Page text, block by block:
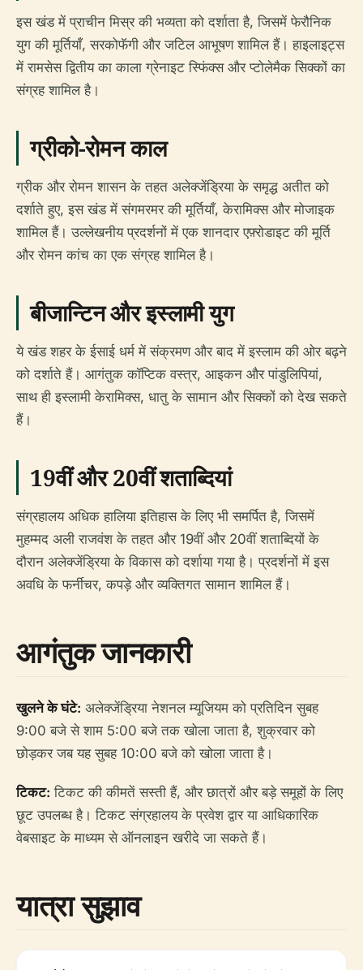
इस खंड में प्राचीन मिस्र की भव्यता को दर्शाता है, जिसमें फेरौनिक
युग की मूर्तियाँ, सरकोफॅगी और जटिल आभूषण शामिल हैं। हाइलाइट्स
में रामसेस द्वितीय का काला ग्रेनाइट स्फिंक्स और प्टोलेमैक सिक्कों का
संग्रह शामिल है।
ग्रीको-रोमन काल
ग्रीक और रोमन शासन के तहत अलेक्जेंड्रिया के समृद्ध अतीत को
दर्शाते हुए, इस खंड में संगमरमर की मूर्तियाँ, केरामिक्स और मोजाइक
शामिल हैं। उल्लेखनीय प्रदर्शनों में एक शानदार एफ़्रोडाइट की मूर्ति
और रोमन कांच का एक संग्रह शामिल है।
बीजान्टिन और इस्लामी युग
ये खंड शहर के ईसाई धर्म में संक्रमण और बाद में इस्लाम की ओर बढ़ने
को दर्शाते हैं। आगंतुक कॉप्टिक वस्त्र, आइकन और पांडुलिपियां,
साथ ही इस्लामी केरामिक्स, धातु के सामान और सिक्कों को देख सकते
हैं।
19वीं और 20वीं शताब्दियां
संग्रहालय अधिक हालिया इतिहास के लिए भी समर्पित है, जिसमें
मुहम्मद अली राजवंश के तहत और 19वीं और 20वीं शताब्दियों के
दौरान अलेक्जेंड्रिया के विकास को दर्शाया गया है। प्रदर्शनों में इस
अवधि के फर्नीचर, कपड़े और व्यक्तिगत सामान शामिल हैं।
आगंतुक जानकारी
खुलने के घंटे: अलेक्जेंड्रिया नेशनल म्यूजियम को प्रतिदिन सुबह
9:00 बजे से शाम 5:00 बजे तक खोला जाता है, शुक्रवार को
छोड़कर जब यह सुबह 10:00 बजे को खोला जाता है।
टिकट: टिकट की कीमतें सस्ती हैं, और छात्रों और बड़े समूहों के लिए
छूट उपलब्ध है। टिकट संग्रहालय के प्रवेश द्वार या आधिकारिक
वेबसाइट के माध्यम से ऑनलाइन खरीदे जा सकते हैं।
यात्रा सुझाव